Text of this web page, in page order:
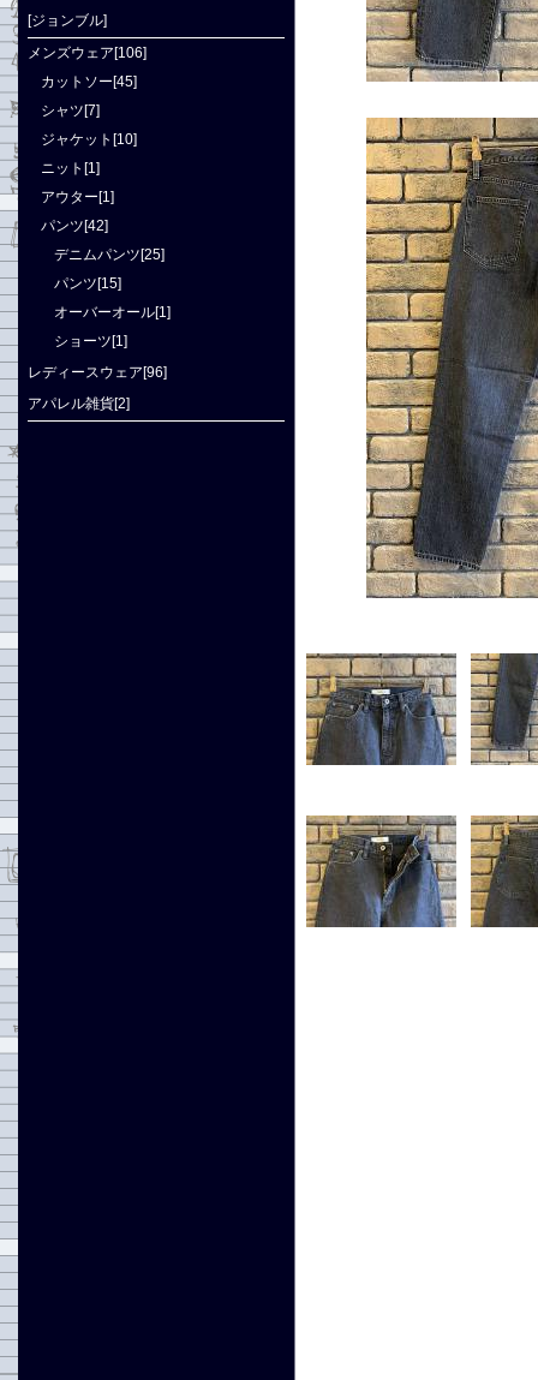
[ジョンブル]
メンズウェア[106]
カットソー[45]
シャツ[7]
ジャケット[10]
ニット[1]
アウター[1]
パンツ[42]
デニムパンツ[25]
パンツ[15]
オーバーオール[1]
ショーツ[1]
レディースウェア[96]
アパレル雑貨[2]